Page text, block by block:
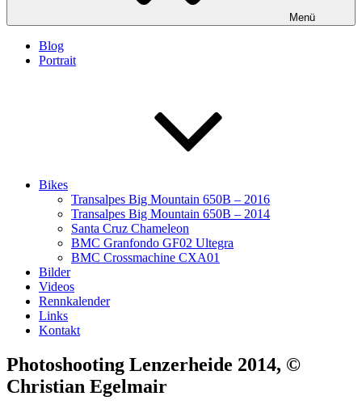
Menü
Blog
Portrait
Bikes
Transalpes Big Mountain 650B – 2016
Transalpes Big Mountain 650B – 2014
Santa Cruz Chameleon
BMC Granfondo GF02 Ultegra
BMC Crossmachine CXA01
Bilder
Videos
Rennkalender
Links
Kontakt
Photoshooting Lenzerheide 2014, ©
Christian Egelmair